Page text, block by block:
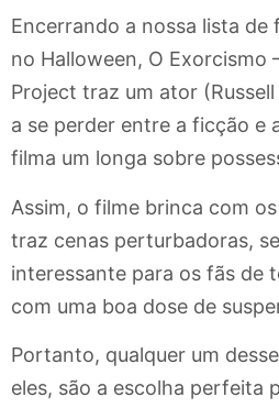
Encerrando a nossa lista
no Halloween, O Exorcismo
Project traz um ator
a se perder entre a ficção e
filma um longa sobre
Assim, o filme brinca com
traz cenas perturbadoras,
interessante para os fãs de
com uma boa dose de
Portanto, qualquer um
eles, são a escolha perfeita